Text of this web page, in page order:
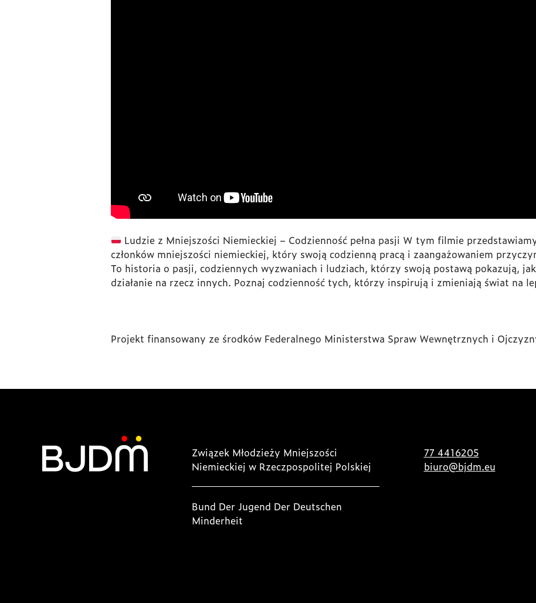
Ludzie z Mniejszości Niemieckiej – Codzienność pełna pasji W tym filmie
członków mniejszości niemieckiej, który swoją codzienną pracą i zaangażowaniem
To historia o pasji, codziennych wyzwaniach i ludziach, którzy swoją postawą pokazują,
działanie na rzecz innych. Poznaj codzienność tych, którzy inspirują i zmieniają świat na
Projekt finansowany ze środków Federalnego Ministerstwa Spraw Wewnętrznych i
Związek Młodzieży Mniejszości
Niemieckiej w Rzeczpospolitej Polskiej
Bund Der Jugend Der Deutschen
Minderheit
77 4416205
biuro@bjdm.eu